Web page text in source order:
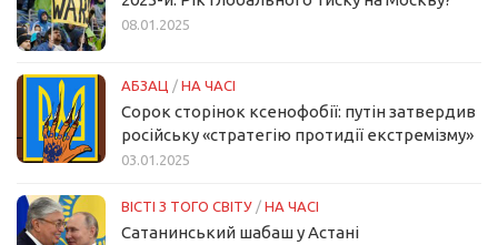
08.01.2025
АБЗАЦ / НА ЧАСІ
Сорок сторінок ксенофобії: путін затвердив
російську «стратегію протидії екстремізму»
03.01.2025
ВІСТІ З ТОГО СВІТУ / НА ЧАСІ
Сатанинський шабаш у Астані